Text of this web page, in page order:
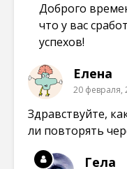
Доброго
что у вас
успехов!
Елена
20 февраля,
Здравствуйте,
ли повторять
Гела